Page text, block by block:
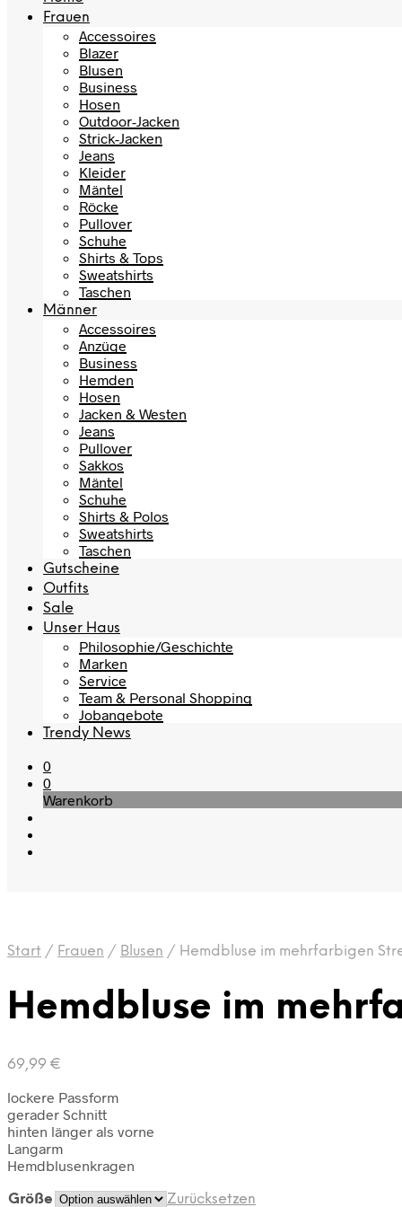
Frauen
Accessoires
Blazer
Blusen
Business
Hosen
Outdoor-Jacken
Strick-Jacken
Jeans
Kleider
Mäntel
Röcke
Pullover
Schuhe
Shirts & Tops
Sweatshirts
Taschen
Männer
Accessoires
Anzüge
Business
Hemden
Hosen
Jacken & Westen
Jeans
Pullover
Sakkos
Mäntel
Schuhe
Shirts & Polos
Sweatshirts
Taschen
Gutscheine
Outfits
Sale
Unser Haus
Philosophie/Geschichte
Marken
Service
Team & Personal Shopping
Jobangebote
Trendy News
0
0
Warenkorb
Start / Frauen / Blusen / Hemdbluse im mehrfarbigen
Hemdbluse im
69,99 €
lockere Passform
gerader Schnitt
hinten länger als vorne
Langarm
Hemdblusenkragen
Größe
Zurücksetzen